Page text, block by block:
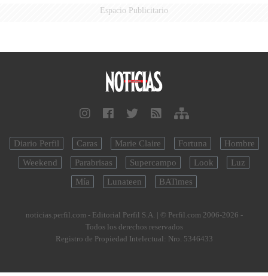
Espacio Publicitario
Diario Perfil Caras Marie Claire Fortuna
Hombre
Weekend
Parabrisas Supercampo Look
Luz
Mía
Lunateen BATimes
noticias.perfil.com - Editorial Perfil S.A. | © Perfil.com 2006-2026 -
Todos los derechos reservados
Registro de Propiedad Intelectual: Nro. 5346433